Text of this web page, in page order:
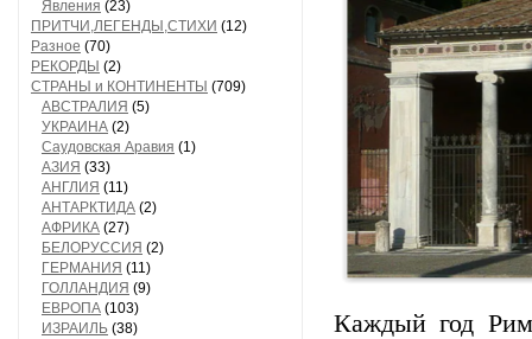
Явления (23)
ПРИТЧИ,ЛЕГЕНДЫ,СТИХИ (12)
Разное (70)
РЕКОРДЫ (2)
СТРАНЫ и КОНТИНЕНТЫ (709)
АВСТРАЛИЯ (5)
УКРАИНА (2)
Саудовская Аравия (1)
АЗИЯ (33)
АНГЛИЯ (11)
АНТАРКТИДА (2)
АФРИКА (27)
БЕЛОРУССИЯ (2)
ГЕРМАНИЯ (11)
ГОЛЛАНДИЯ (9)
ЕВРОПА (103)
ИЗРАИЛЬ (38)
Каждый год